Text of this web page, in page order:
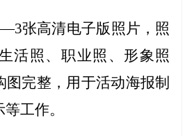
张高清电子版照片，照
活照、职业照、形象照
图完整，用于活动海报制
工作。